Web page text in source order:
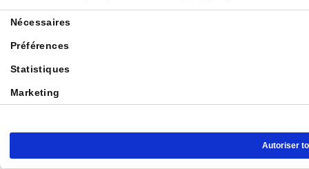
Nécessaires
Préférences
Statistiques
Marketing
Autoriser